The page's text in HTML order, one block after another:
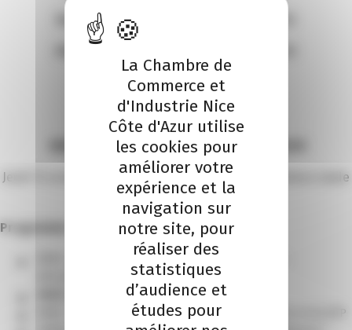
Patrick MOULARD
vous invitent au
SALON IBT CÔTE D’AZUR
INDUSTRIE, BÂTIMENT ET TECH CÔTE D’AZUR
Jeudi 12 octobre 2023 de 9h00 à 18h00 à l’Allianz Riviera stade
de Nice
Programme :
8h30 : Côte d’Azur Eco, Nice Matin – Conférence «
Décarbonation : coûteuse mais payante ? »
9h30 : Inauguration officielle
9h30 – 12h30 : Job dating des métiers de l’industrie et du BTP
La Chambre de
Commerce et
d'Industrie Nice
Côte d'Azur utilise
les cookies pour
améliorer votre
expérience et la
navigation sur
notre site, pour
réaliser des
statistiques
d’audience et
études pour